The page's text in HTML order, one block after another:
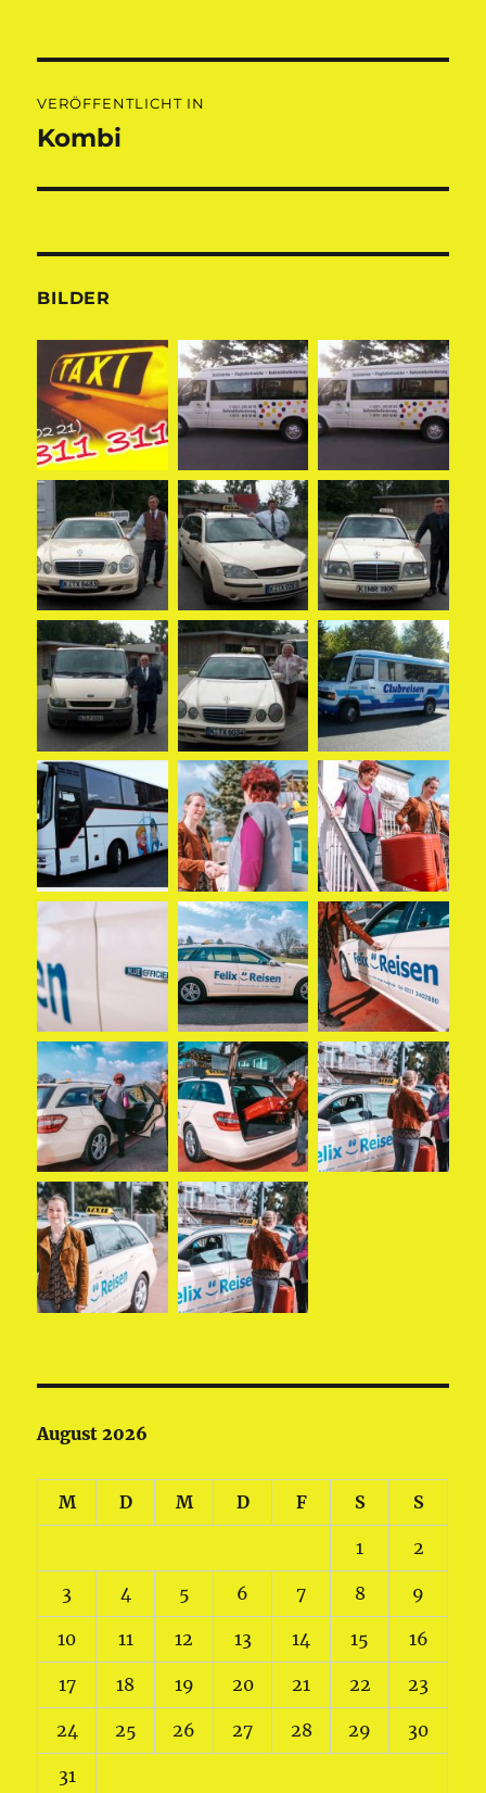
VERÖFFENTLICHT IN
Kombi
BILDER
August 2026
M D M D F S S
1 2
3 4 5 6 7 8 9
10 11 12 13 14 15 16
17 18 19 20 21 22 23
24 25 26 27 28 29 30
31